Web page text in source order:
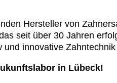
Hersteller von
seit über 30 Jahren
und innovative
in Lübeck!